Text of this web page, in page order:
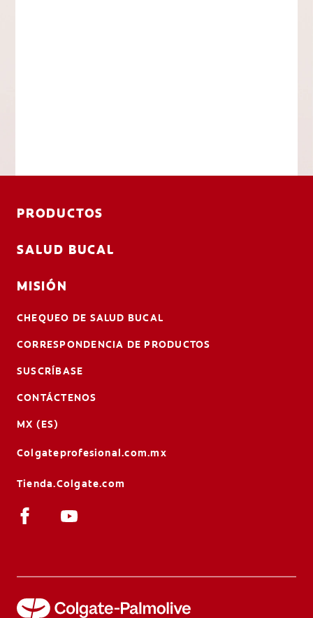
PRODUCTOS
SALUD BUCAL
MISIÓN
CHEQUEO DE SALUD BUCAL
CORRESPONDENCIA DE PRODUCTOS
SUSCRÍBASE
CONTÁCTENOS
MX (ES)
Colgateprofesional.com.mx
Tienda.Colgate.com